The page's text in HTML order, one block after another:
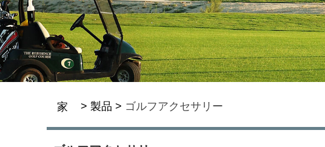
家 > 製品 > ゴルフアクセサリー